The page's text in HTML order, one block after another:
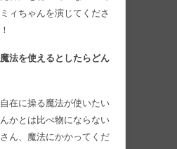
ィちゃんを演じてくださ
法を使えるとしたらどん
在に操る魔法が使いたい
かとは比べ物にならない
ん、魔法にかかってくだ